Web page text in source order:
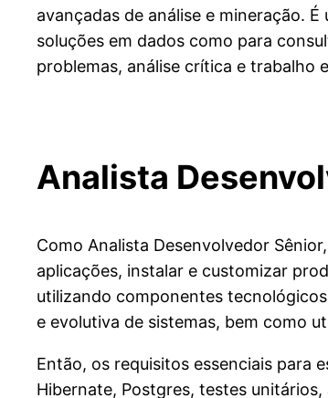
avançadas de análise e mineração.
soluções em dados como para
problemas, análise crítica e trabalho
Analista
Como Analista Desenvolvedor
aplicações, instalar e customizar
utilizando componentes
e evolutiva de sistemas, bem como
Então, os requisitos essenciais para
Hibernate, Postgres, testes